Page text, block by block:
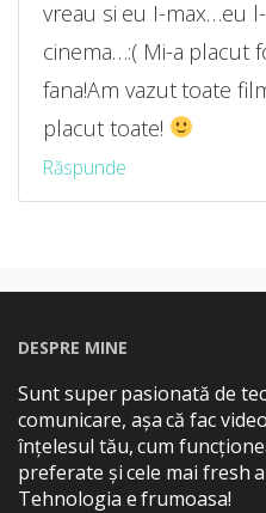
vreau si eu I-max…eu
cinema…:( Mi-a placut
fana!Am vazut toate
placut toate!
Răspunde
DESPRE MINE
Sunt super pasionată de
comunicare, așa că fac
înțelesul tău, cum
preferate și cele mai fresh
Tehnologia e frumoasa!